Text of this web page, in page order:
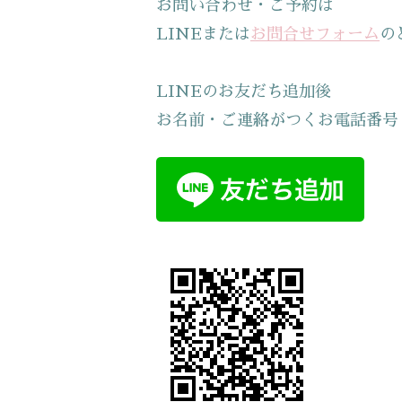
お問い合わせ・ご予約は
LINEまたは お問合せフォーム の
LINEのお友だち追加後
お名前・ご連絡がつくお電話番